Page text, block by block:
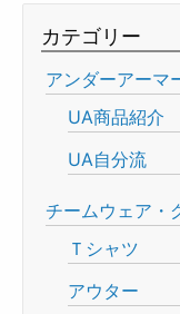
カテゴリー
アンダーアーマ
UA商品紹介
UA自分流
チームウェア・
Ｔシャツ
アウター